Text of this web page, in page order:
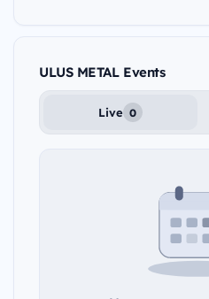
ULUS METAL Events
Live 0